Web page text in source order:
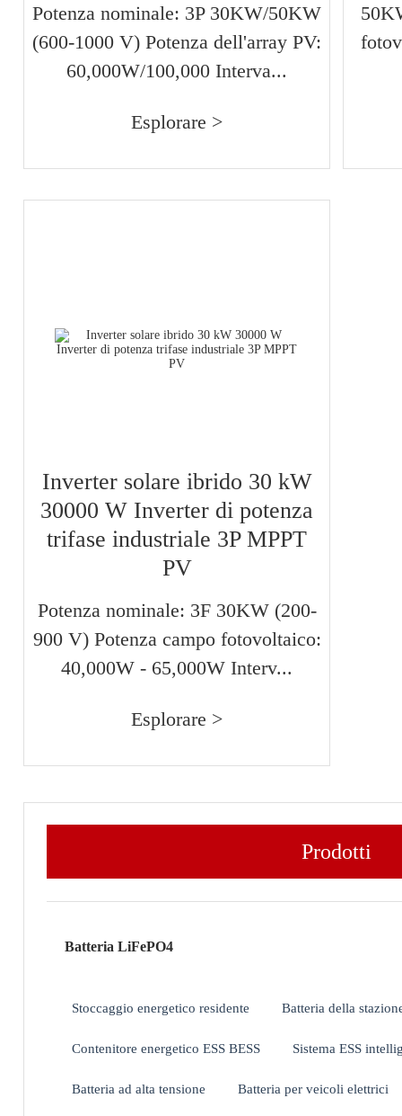
Potenza nominale: 3P 30KW/50KW
(600-1000 V) Potenza dell'array PV:
60,000W/100,000 Interva...
Esplorare >
Inverter solare ibrido 30 kW
30000 W Inverter di potenza
trifase industriale 3P MPPT
PV
Potenza nominale: 3F 30KW (200-
900 V) Potenza campo fotovoltaico:
40,000W - 65,000W Interv...
Esplorare >
Prodotti
Batteria LiFePO4
Stoccaggio energetico residente Batteria della
Contenitore energetico ESS BESS Sistema ESS
Batteria ad alta tensione Batteria per veicoli elettrici